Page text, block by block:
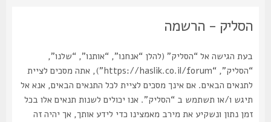
הסליק - הרשמה
בעת הגישה אל “הסליק” (להלן “אנחנו”, “אותנו”, “שלנו”,
“הסליק”, “https://haslik.co.il/forum”), אתה מסכים לציית
לתנאים הבאים. אם אינך מסכים לציית לכל התנאים הבאים, אנא אל
תיגש ו/או תשתמש ב “הסליק”. אנו יכולים לשנות תנאים אלו בכל
זמן נתון ונשקיע את מירב מאמצינו כדי לידע אותך, אך יהיה זה